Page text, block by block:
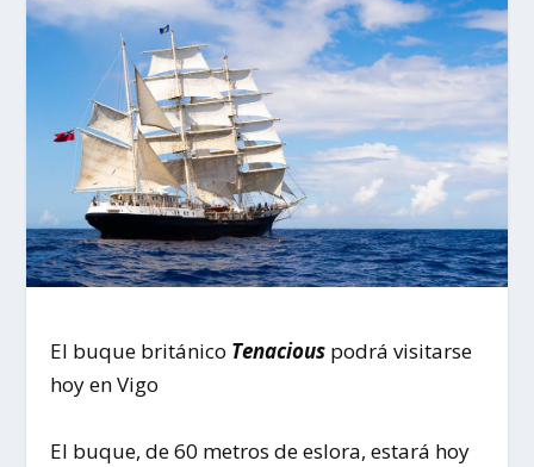
El buque británico Tenacious podrá visitarse
hoy en Vigo
El buque, de 60 metros de eslora, estará hoy